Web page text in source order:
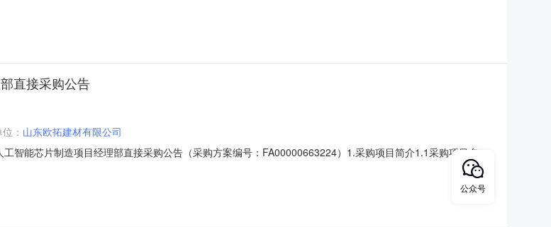
供品牌计量方式数量单位重量重量单位基准价收货地址收货
直接采购公告
： 山东欧拓建材有限公司
智能芯片制造项目经理部直接采购公告（采购方案编号：FA00000663224）1.采购项目简介1.1采购项目名
1.2采购人：中交一公局集团有限公司半岛芯谷人工智能芯片制造项目经理部。1.3采购代理机构：中交一公局
概况：工程名称：中交一公局集团有限公司半岛芯谷人工智能芯片制造项目经理部。工程地址：山东省潍坊
公众号